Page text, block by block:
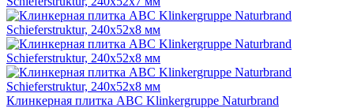
Клинкерная плитка ABC Klinkergruppe Naturbrand